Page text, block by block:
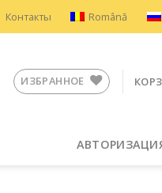
Контакты Română
ИЗБРАННОЕ